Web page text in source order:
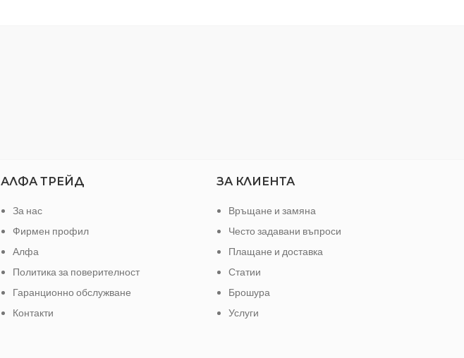
АЛФА ТРЕЙД
За нас
Фирмен профил
Алфа
Политика за поверителност
Гаранционно обслужване
Контакти
ЗА КЛИЕНТА
Връщане и замяна
Често задавани въпроси
Плащане и доставка
Статии
Брошура
Услуги